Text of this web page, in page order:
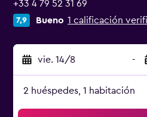
+33 4 79 52 31 69
7,9 Bueno 1 calificación
vie. 14/8 -
2 huéspedes, 1 habitación